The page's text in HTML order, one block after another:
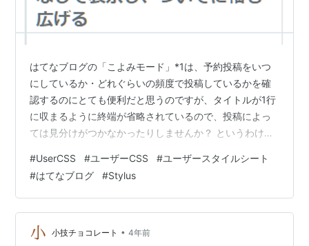
はてなブログの「こよみモード」*1は、予約投稿をいつ
にしているか・どれぐらいの頻度で投稿しているかを確
認するのにとても便利だと思うのですが、タイトルが1行
に収まるように終端が省略されているので、投稿によっ
ては見分けがつかなかったりしませんか？ というわけ
す。Mozilla FirefoxのuserContent.cssでも可。 ※Stylus
とか userContent.css とか何のこと？ という方は、ひと
まずググってください。→別の件で書いたエントリで言
及したので、検索してもよく分からなかった、という人
はこちらをどうぞ: Ever…
#UserCSS #ユーザーCSS #ユーザースタイルシート
#はてなブログ #Stylus
小技チョコレート • 4年前